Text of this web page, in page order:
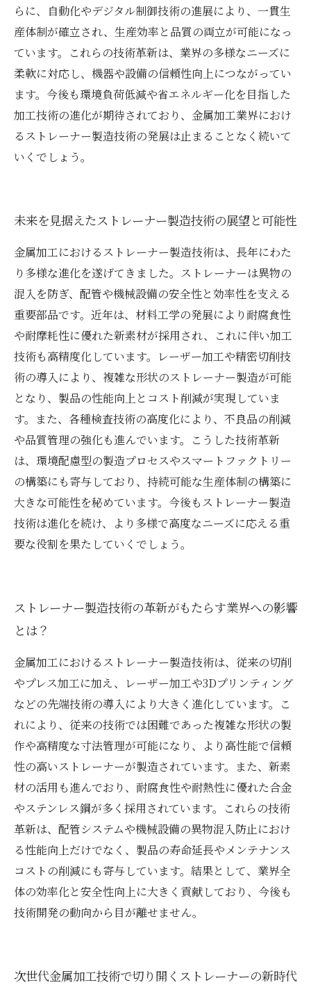
らに、自動化やデジタル制御技術の進展により、一貫生
産体制が確立され、生産効率と品質の両立が可能になっ
ています。これらの技術革新は、業界の多様なニーズに
柔軟に対応し、機器や設備の信頼性向上につながってい
ます。今後も環境負荷低減や省エネルギー化を目指した
加工技術の進化が期待されており、金属加工業界におけ
るストレーナー製造技術の発展は止まることなく続いて
いくでしょう。
未来を見据えたストレーナー製造技術の展望と可能性
金属加工におけるストレーナー製造技術は、長年にわた
り多様な進化を遂げてきました。ストレーナーは異物の
混入を防ぎ、配管や機械設備の安全性と効率性を支える
重要部品です。近年は、材料工学の発展により耐腐食性
や耐摩耗性に優れた新素材が採用され、これに伴い加工
技術も高精度化しています。レーザー加工や精密切削技
術の導入により、複雑な形状のストレーナー製造が可能
となり、製品の性能向上とコスト削減が実現していま
す。また、各種検査技術の高度化により、不良品の削減
や品質管理の強化も進んでいます。こうした技術革新
は、環境配慮型の製造プロセスやスマートファクトリー
の構築にも寄与しており、持続可能な生産体制の構築に
大きな可能性を秘めています。今後もストレーナー製造
技術は進化を続け、より多様で高度なニーズに応える重
要な役割を果たしていくでしょう。
ストレーナー製造技術の革新がもたらす業界への影響
とは？
金属加工におけるストレーナー製造技術は、従来の切削
やプレス加工に加え、レーザー加工や3Dプリンティング
などの先端技術の導入により大きく進化しています。こ
れにより、従来の技術では困難であった複雑な形状の製
作や高精度な寸法管理が可能になり、より高性能で信頼
性の高いストレーナーが製造されています。また、新素
材の活用も進んでおり、耐腐食性や耐熱性に優れた合金
やステンレス鋼が多く採用されています。これらの技術
革新は、配管システムや機械設備の異物混入防止におけ
る性能向上だけでなく、製品の寿命延長やメンテナンス
コストの削減にも寄与しています。結果として、業界全
体の効率化と安全性向上に大きく貢献しており、今後も
技術開発の動向から目が離せません。
次世代金属加工技術で切り開くストレーナーの新時代